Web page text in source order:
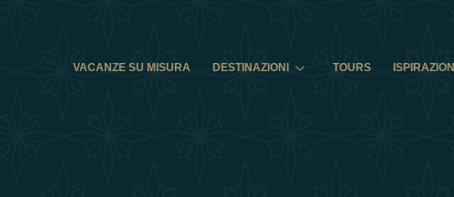
VACANZE SU MISURA
DESTINAZIONI TOURS ISPIRAZIONI